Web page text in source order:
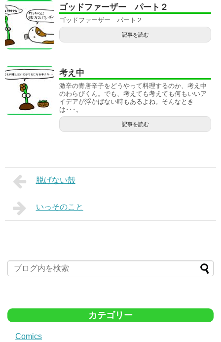
ゴッドファーザー パート２
ゴッドファーザー パート２
記事を読む
考え中
激辛の青唐辛子をどうやって料理するのか、考え中
のわらびくん。でも、考えても考えても何もいいア
イデアが浮かばない時もあるよね。そんなとき
は･･･。
記事を読む
脱げない殻
いっそのこと
カテゴリー
Comics